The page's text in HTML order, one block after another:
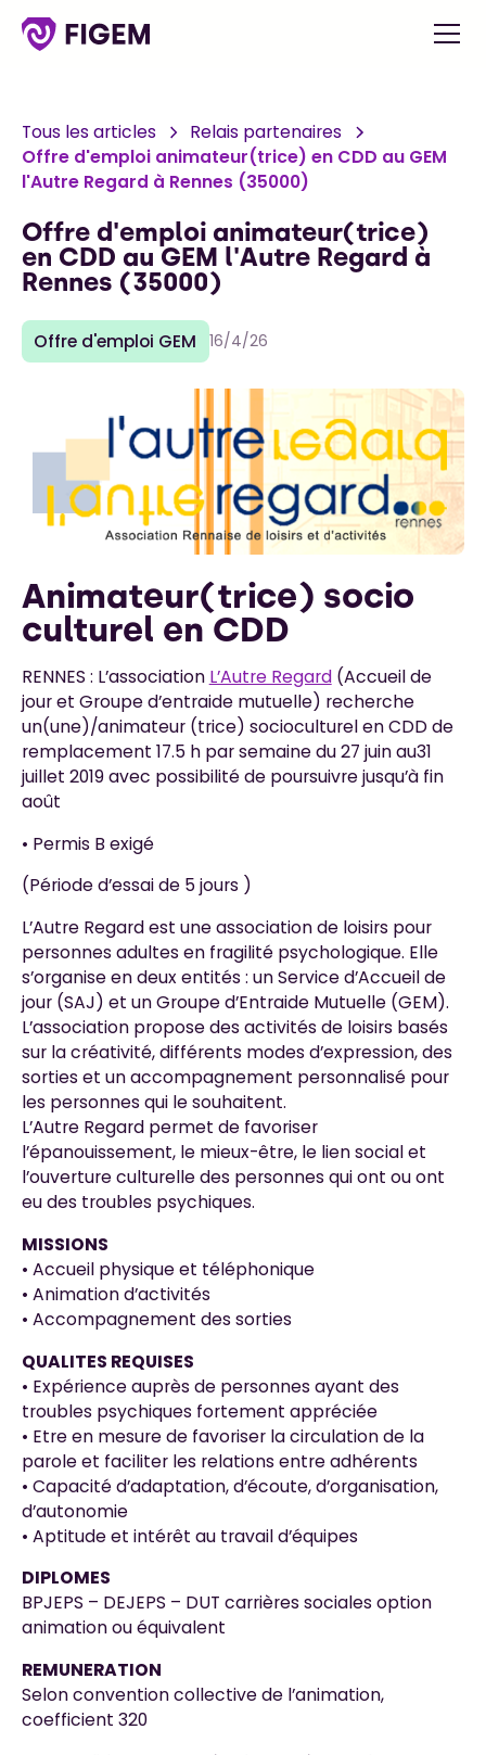
Tous les articles
Relais partenaires
Offre d'emploi animateur(trice) en CDD au GEM
l'Autre Regard à Rennes (35000)
Offre d'emploi animateur(trice)
en CDD au GEM l'Autre Regard à
Rennes (35000)
Offre d'emploi GEM 16/4/26
Animateur(trice) socio
culturel en CDD
RENNES : L’association L’Autre Regard(Accueil de
jour et Groupe d’entraide mutuelle) recherche
un(une)/animateur (trice) socioculturel en CDD de
remplacement 17.5 h par semaine du 27 juin au31
juillet 2019 avec possibilité de poursuivre jusqu’à fin
août
• Permis B exigé
(Période d’essai de 5 jours )
L’Autre Regard est une association de loisirs pour
personnes adultes en fragilité psychologique. Elle
s’organise en deux entités : un Service d’Accueil de
jour (SAJ) et un Groupe d’Entraide Mutuelle (GEM).
L’association propose des activités de loisirs basés
sur la créativité, différents modes d’expression, des
sorties et un accompagnement personnalisé pour
les personnes qui le souhaitent.
L’Autre Regard permet de favoriser
l’épanouissement, le mieux-être, le lien social et
l’ouverture culturelle des personnes qui ont ou ont
eu des troubles psychiques.
MISSIONS
• Accueil physique et téléphonique
• Animation d’activités
• Accompagnement des sorties
QUALITES REQUISES
• Expérience auprès de personnes ayant des
troubles psychiques fortement appréciée
• Etre en mesure de favoriser la circulation de la
parole et faciliter les relations entre adhérents
• Capacité d’adaptation, d’écoute, d’organisation,
d’autonomie
• Aptitude et intérêt au travail d’équipes
DIPLOMES
BPJEPS – DEJEPS – DUT carrières sociales option
animation ou équivalent
REMUNERATION
Selon convention collective de l’animation,
coefficient 320